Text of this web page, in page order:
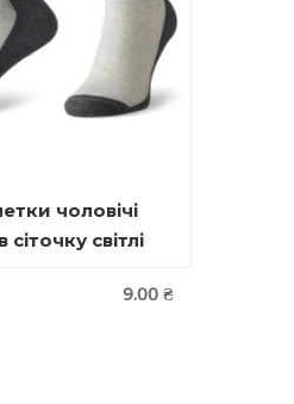
чоловічі
сіточку світлі
9.00 ₴